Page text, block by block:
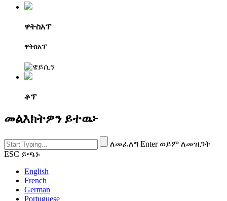
ዋትስአፕ
ዋትስአፕ
ቶፕ
መልእክትዎን ይተዉ፦
ለመፈለግ Enter ወይም ለመዝጋት
ESC ይጫኑ
English
French
German
Portuguese